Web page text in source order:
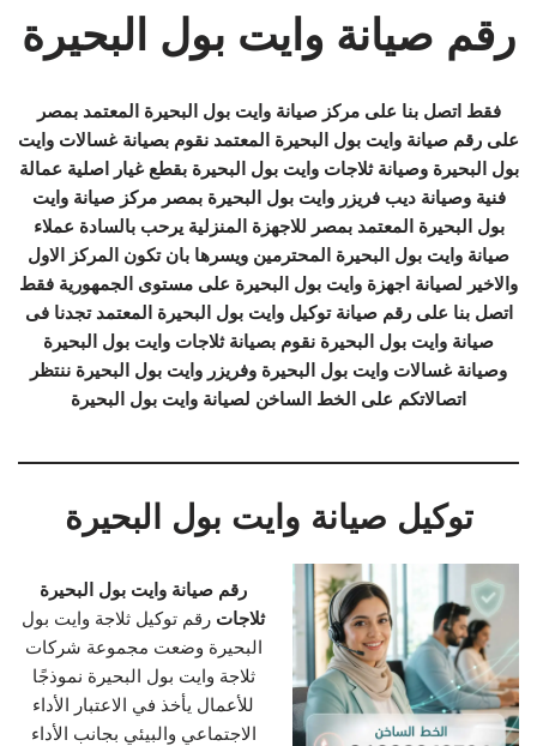
رقم صيانة وايت بول البحيرة
فقط اتصل بنا على مركز صيانة وايت بول البحيرة المعتمد بمصر
على رقم صيانة وايت بول البحيرة المعتمد نقوم بصيانة غسالات وايت
بول البحيرة وصيانة ثلاجات وايت بول البحيرة بقطع غيار اصلية عمالة
فنية وصيانة ديب فريزر وايت بول البحيرة بمصر مركز صيانة وايت
بول البحيرة المعتمد بمصر للاجهزة المنزلية يرحب بالسادة عملاء
صيانة وايت بول البحيرة المحترمين ويسرها بان تكون المركز الاول
والاخير لصيانة اجهزة وايت بول البحيرة على مستوى الجمهورية فقط
اتصل بنا على رقم صيانة توكيل وايت بول البحيرة المعتمد تجدنا فى
صيانة وايت بول البحيرة نقوم بصيانة ثلاجات وايت بول البحيرة
وصيانة غسالات وايت بول البحيرة وفريزر وايت بول البحيرة ننتظر
اتصالاتكم على الخط الساخن لصيانة وايت بول البحيرة
توكيل صيانة وايت بول البحيرة
رقم صيانة وايت بول البحيرة
ثلاجات رقم توكيل ثلاجة وايت بول
البحيرة وضعت مجموعة شركات
ثلاجة وايت بول البحيرة نموذجًا
للأعمال يأخذ في الاعتبار الأداء
الاجتماعي والبيئي بجانب الأداء